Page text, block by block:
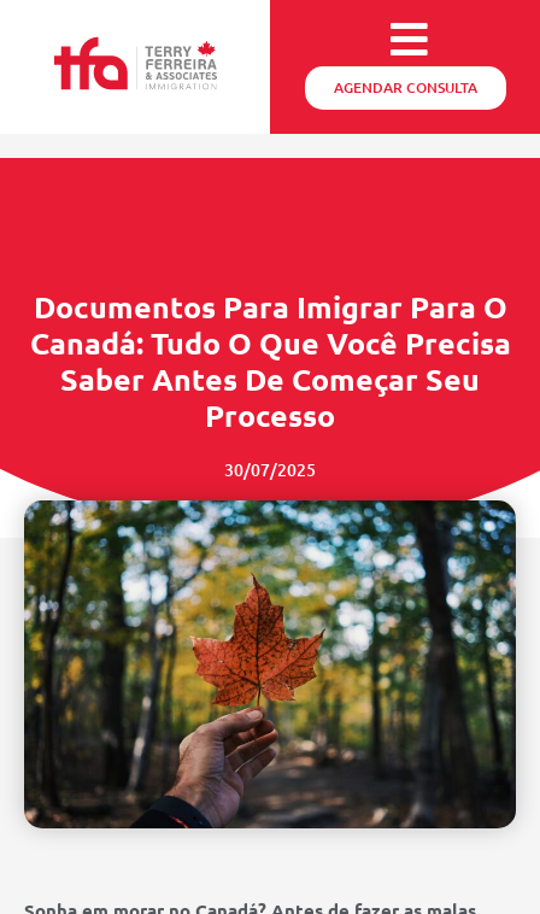
AGENDAR CONSULTA
Documentos Para Imigrar Para O
Canadá: Tudo O Que Você Precisa
Saber Antes De Começar Seu
Processo
30/07/2025